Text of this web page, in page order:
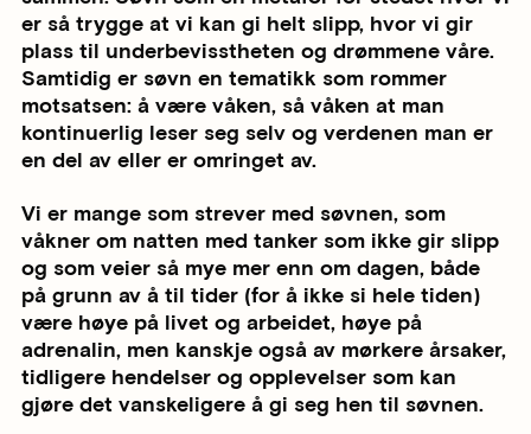
er så trygge at vi kan gi helt slipp, hvor vi gir
plass til underbevisstheten og drømmene våre.
Samtidig er søvn en tematikk som rommer
motsatsen: å være våken, så våken at man
kontinuerlig leser seg selv og verdenen man er
en del av eller er omringet av.
Vi er mange som strever med søvnen, som
våkner om natten med tanker som ikke gir slipp
og som veier så mye mer enn om dagen, både
på grunn av å til tider (for å ikke si hele tiden)
være høye på livet og arbeidet, høye på
adrenalin, men kanskje også av mørkere årsaker,
tidligere hendelser og opplevelser som kan
gjøre det vanskeligere å gi seg hen til søvnen.